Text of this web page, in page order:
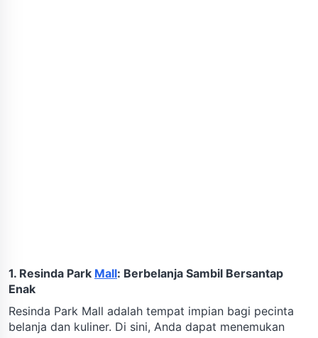
1. Resinda Park Mall: Berbelanja Sambil Bersantap
Enak
Resinda Park Mall adalah tempat impian bagi pecinta
belanja dan kuliner. Di sini, Anda dapat menemukan